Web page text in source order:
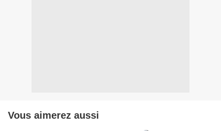
Vous aimerez aussi